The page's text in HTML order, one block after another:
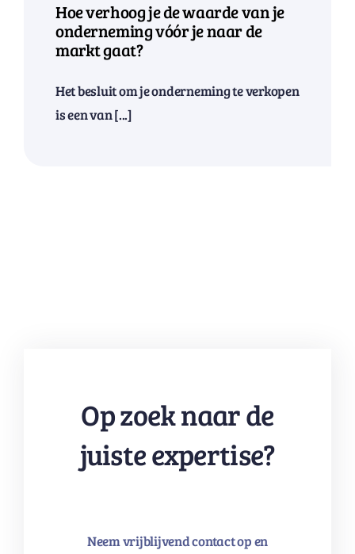
Hoe verhoog je de waarde van je
onderneming vóór je naar de
markt gaat?
Het besluit om je onderneming te verkopen
is een van [...]
Op zoek naar de
juiste expertise?
Neem vrijblijvend contact op en